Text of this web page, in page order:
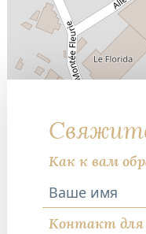
Как к вам
Контакт для